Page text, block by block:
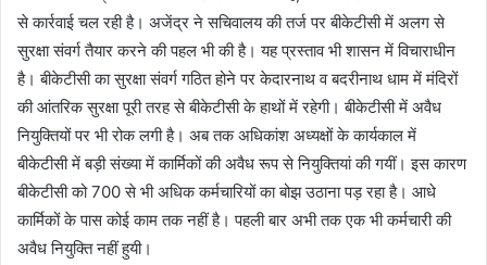
से कार्रवाई चल रही है। अजेंद्र ने सचिवालय की तर्ज पर बीकेटीसी में अलग से
सुरक्षा संवर्ग तैयार करने की पहल भी की है। यह प्रस्ताव भी शासन में विचाराधीन
है। बीकेटीसी का सुरक्षा संवर्ग गठित होने पर केदारनाथ व बदरीनाथ धाम में मंदिरों
की आंतरिक सुरक्षा पूरी तरह से बीकेटीसी के हाथों में रहेगी। बीकेटीसी में अवैध
नियुक्तियों पर भी रोक लगी है। अब तक अधिकांश अध्यक्षों के कार्यकाल में
बीकेटीसी में बड़ी संख्या में कार्मिकों की अवैध रूप से नियुक्तियां की गयीं। इस कारण
बीकेटीसी को 700 से भी अधिक कर्मचारियों का बोझ उठाना पड़ रहा है। आधे
कार्मिकों के पास कोई काम तक नहीं है। पहली बार अभी तक एक भी कर्मचारी की
अवैध नियुक्ति नहीं हुयी।